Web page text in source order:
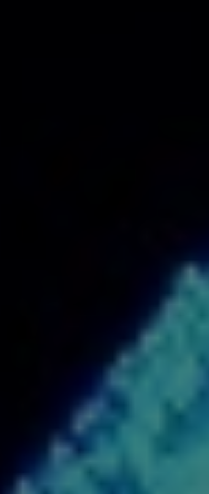
54Вт 24V
CRANE
RGBW